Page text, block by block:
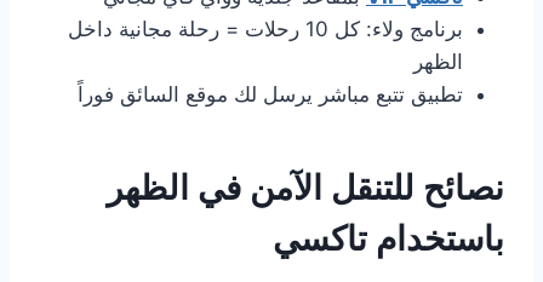
برنامج ولاء: كل 10 رحلات = رحلة مجانية داخل
الظهر
تطبيق تتبع مباشر يرسل لك موقع السائق فوراً
نصائح للتنقل الآمن في الظهر
باستخدام تاكسي